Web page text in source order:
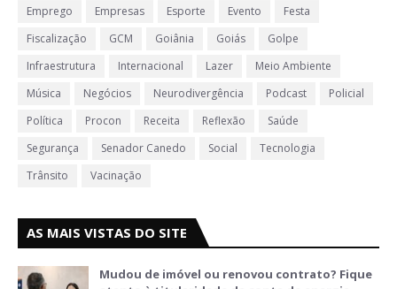
Emprego
Empresas Esporte Evento
Festa
Fiscalização
GCM Goiânia Goiás
Golpe
Infraestrutura
Internacional Lazer
Meio Ambiente
Música
Negócios Neurodivergência Podcast
Policial
Política
Procon Receita Reflexão
Saúde
Segurança
Senador Canedo Social
Tecnologia
Trânsito
Vacinação
AS MAIS VISTAS DO SITE
Mudou de imóvel ou renovou contrato? Fique